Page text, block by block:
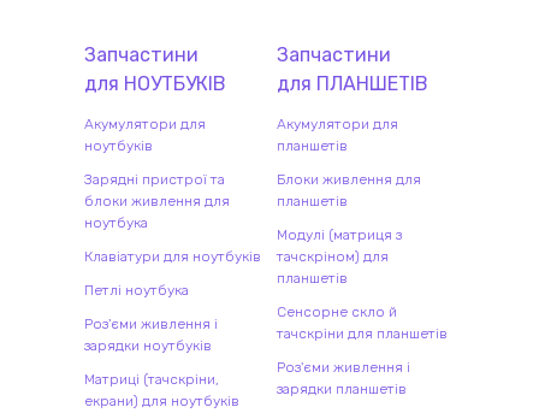
Запчастини
для НОУТБУКІВ
Акумулятори для
ноутбуків
Зарядні пристрої та
блоки живлення для
ноутбука
Клавіатури для ноутбуків
Петлі ноутбука
Роз'єми живлення і
зарядки ноутбуків
Матриці (тачскріни,
екрани) для ноутбуків
Запчастини
для ПЛАНШЕТІВ
Акумулятори для
планшетів
Блоки живлення для
планшетів
Модулі (матриця з
тачскріном) для
планшетів
Сенсорне скло й
тачскріни для планшетів
Роз'єми живлення і
зарядки планшетів